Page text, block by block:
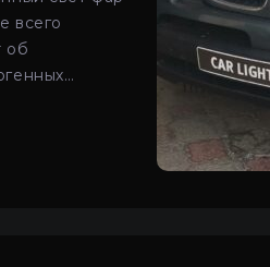
всего
об